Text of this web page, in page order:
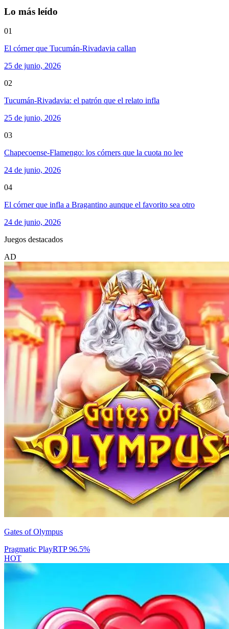
Lo más leído
01
El córner que Tucumán-Rivadavia callan
25 de junio, 2026
02
Tucumán-Rivadavia: el patrón que el relato infla
25 de junio, 2026
03
Chapecoense-Flamengo: los córners que la cuota no lee
24 de junio, 2026
04
El córner que infla a Bragantino aunque el favorito sea otro
24 de junio, 2026
Juegos destacados
AD
Gates of Olympus
Pragmatic PlayRTP96.5%
HOT